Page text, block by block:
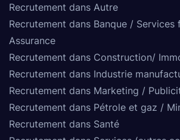
Recrutement dans Autre
Recrutement dans Banque / Services
Assurance
Recrutement dans Construction/
Recrutement dans Industrie
Recrutement dans Marketing /
Recrutement dans Pétrole et gaz /
Recrutement dans Santé